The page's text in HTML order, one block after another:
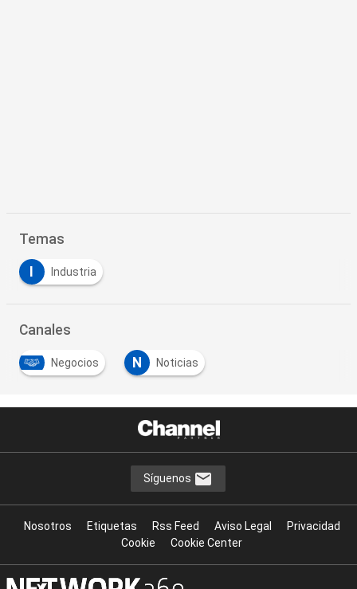
Temas
Industria
Canales
Negocios N Noticias
Síguenos
Nosotros Etiquetas Rss Feed Aviso Legal
Privacidad
Cookie
Cookie Center